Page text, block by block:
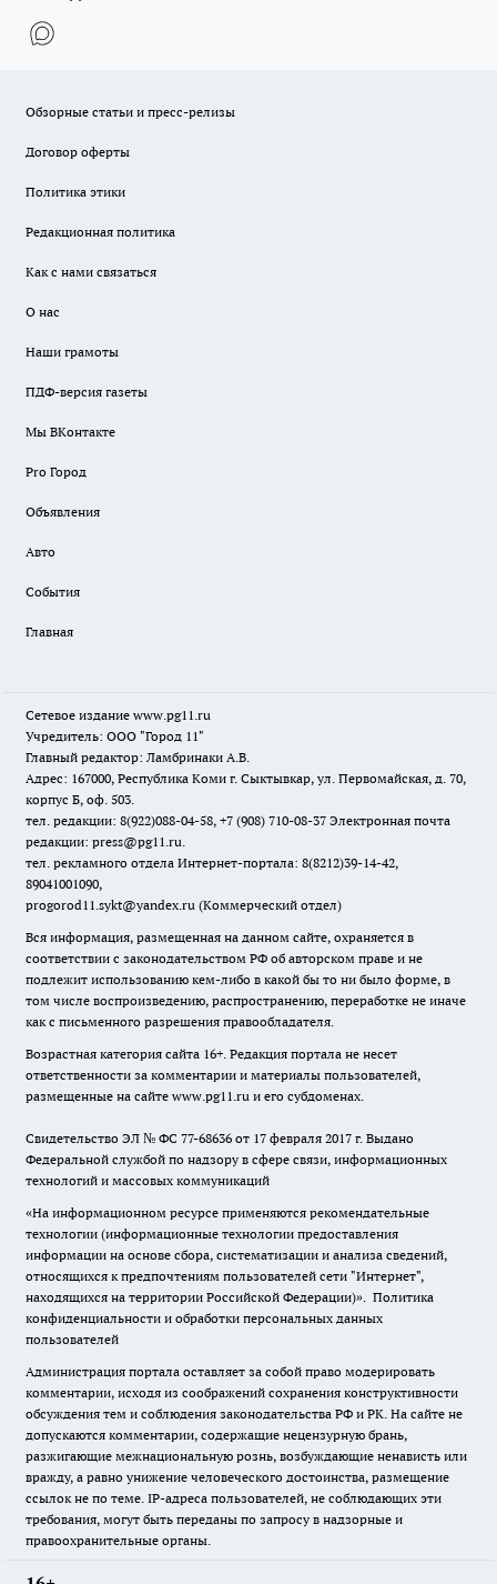
Обзорные статьи и пресс-релизы
Договор оферты
Политика этики
Редакционная политика
Как с нами связаться
О нас
Наши грамоты
ПДФ-версия газеты
Мы ВКонтакте
Pro Город
Объявления
Авто
События
Главная
Сетевое издание www.pg11.ru
Учредитель: ООО "Город 11"
Главный редактор: Ламбринаки А.В.
Адрес: 167000, Республика Коми г. Сыктывкар, ул. Первомайская, д. 70,
корпус Б, оф. 503.
тел. редакции: 8(922)088-04-58, +7 (908) 710-08-37 Электронная почта
редакции: press@pg11.ru.
тел. рекламного отдела Интернет-портала: 8(8212)39-14-42,
89041001090,
progorod11.sykt@yandex.ru (Коммерческий отдел)
Вся информация, размещенная на данном сайте, охраняется в
соответствии с законодательством РФ об авторском праве и не
подлежит использованию кем-либо в какой бы то ни было форме, в
том числе воспроизведению, распространению, переработке не иначе
как с письменного разрешения правообладателя.
Возрастная категория сайта 16+. Редакция портала не несет
ответственности за комментарии и материалы пользователей,
размещенные на сайте www.pg11.ru и его субдоменах.
Свидетельство ЭЛ № ФС 77-68636 от 17 февраля 2017 г. Выдано
Федеральной службой по надзору в сфере связи, информационных
технологий и массовых коммуникаций
«На информационном ресурсе применяются рекомендательные
технологии (информационные технологии предоставления
информации на основе сбора, систематизации и анализа сведений,
относящихся к предпочтениям пользователей сети "Интернет",
находящихся на территории Российской Федерации)». Политика
конфиденциальности и обработки персональных данных
пользователей
Администрация портала оставляет за собой право модерировать
комментарии, исходя из соображений сохранения конструктивности
обсуждения тем и соблюдения законодательства РФ и РК. На сайте не
допускаются комментарии, содержащие нецензурную брань,
разжигающие межнациональную рознь, возбуждающие ненависть или
вражду, а равно унижение человеческого достоинства, размещение
ссылок не по теме. IP-адреса пользователей, не соблюдающих эти
требования, могут быть переданы по запросу в надзорные и
правоохранительные органы.